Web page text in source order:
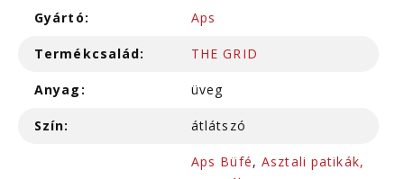
Gyártó: Aps
Termékcsalád: THE GRID
Anyag: üveg
Szín: átlátszó
Aps Büfé,Asztali patikák,